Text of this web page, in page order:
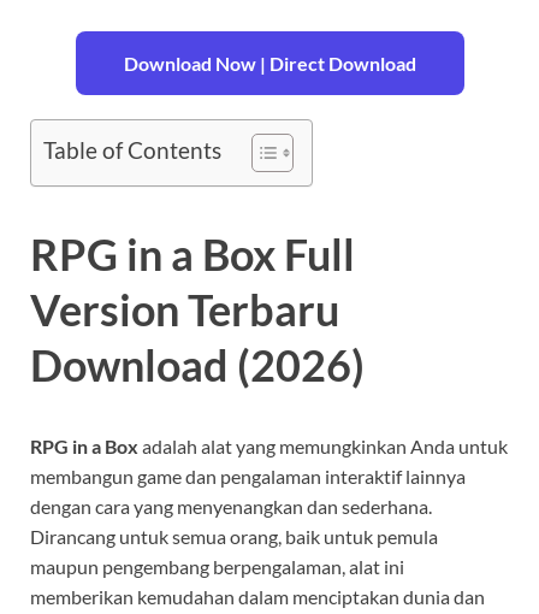
Download Now | Direct Download
Table of Contents
RPG in a Box Full
Version Terbaru
Download (2026)
RPG in a Box adalah alat yang memungkinkan Anda untuk
membangun game dan pengalaman interaktif lainnya
dengan cara yang menyenangkan dan sederhana.
Dirancang untuk semua orang, baik untuk pemula
maupun pengembang berpengalaman, alat ini
memberikan kemudahan dalam menciptakan dunia dan